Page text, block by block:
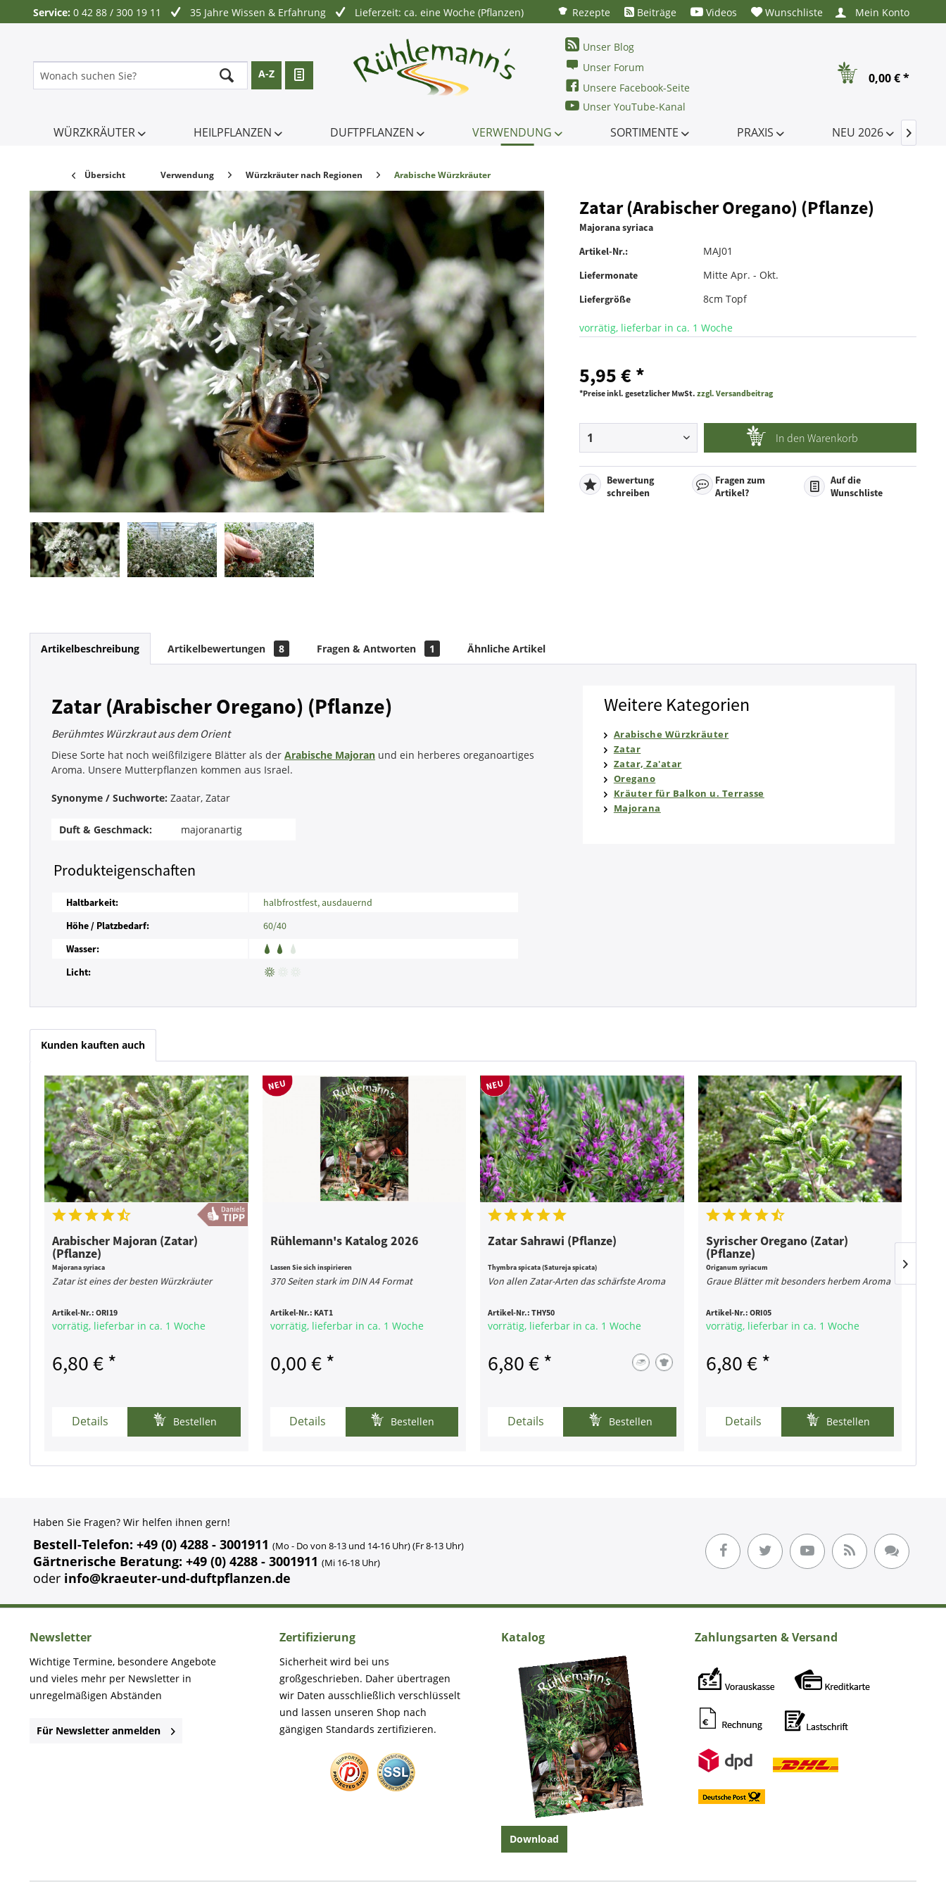
Service: 0 42 88 / 300 19 11 35 Jahre Wissen & Erfahrung Lieferzeit: ca. eine Woche (Pflanzen) Rezepte Beiträge Videos Wunschliste Mein Konto
A-Z
Unser Blog
Unser Forum
Unsere Facebook-Seite
Unser YouTube-Kanal
0,00 € *
WÜRZKRÄUTER HEILPFLANZEN DUFTPFLANZEN VERWENDUNG SORTIMENTE PRAXIS NEU 2026 
Übersicht Verwendung Würzkräuter nach Regionen Arabische Würzkräuter
Zatar (Arabischer Oregano) (Pflanze)
Majorana syriaca
Artikel-Nr.:
MAJ01
Liefermonate Mitte Apr. - Okt.
Liefergröße 8cm Topf
vorrätig, lieferbar in ca. 1 Woche
5,95 € *
*Preise inkl. gesetzlicher MwSt.zzgl. Versandbeitrag
In den Warenkorb
Bewertung
schreiben
Fragen zum
Artikel?
Auf die
Wunschliste
Artikelbeschreibung Artikelbewertungen 8 Fragen & Antworten 1 Ähnliche Artikel
Zatar (Arabischer Oregano) (Pflanze)
Berühmtes Würzkraut aus dem Orient
Diese Sorte hat noch weißfilzigere Blätter als der Arabische Majoran und ein herberes oreganoartiges
Aroma. Unsere Mutterpflanzen kommen aus Israel.
Synonyme / Suchworte: Zaatar, Zatar
Duft & Geschmack: majoranartig
Produkteigenschaften
Haltbarkeit:
halbfrostfest, ausdauernd
Höhe / Platzbedarf:
60/40
Wasser:
Licht:
Weitere Kategorien
Arabische Würzkräuter
Zatar
Zatar, Za'atar
Oregano
Kräuter für Balkon u. Terrasse
Majorana
Kunden kauften auch
Arabischer Majoran (Zatar)
(Pflanze)
Majorana syriaca
Zatar ist eines der besten Würzkräuter
Artikel-Nr.: ORI19
vorrätig, lieferbar in ca. 1 Woche
6,80 € *
Details Bestellen
Rühlemann's Katalog 2026
Lassen Sie sich inspirieren
370 Seiten stark im DIN A4 Format
Artikel-Nr.: KAT1
vorrätig, lieferbar in ca. 1 Woche
0,00 € *
Details Bestellen
Zatar Sahrawi (Pflanze)
Thymbra spicata (Satureja spicata)
Von allen Zatar-Arten das schärfste Aroma
Artikel-Nr.: THY50
vorrätig, lieferbar in ca. 1 Woche
6,80 € *
Details Bestellen
Syrischer Oregano (Zatar)
(Pflanze)
Origanum syriacum
Graue Blätter mit besonders herbem Aroma
Artikel-Nr.: ORI05
vorrätig, lieferbar in ca. 1 Woche
6,80 € *
Details Bestellen
Haben Sie Fragen? Wir helfen ihnen gern!
Bestell-Telefon: +49 (0) 4288 - 3001911 (Mo - Do von 8-13 und 14-16 Uhr) (Fr 8-13 Uhr)
Gärtnerische Beratung: +49 (0) 4288 - 3001911 (Mi 16-18 Uhr)
oder info@kraeuter-und-duftpflanzen.de
Newsletter
Wichtige Termine, besondere Angebote
und vieles mehr per Newsletter in
unregelmäßigen Abständen
Für Newsletter anmelden
Zertifizierung
Sicherheit wird bei uns
großgeschrieben. Daher übertragen
wir Daten ausschließlich verschlüsselt
und lassen unseren Shop nach
gängigen Standards zertifizieren.
Katalog
Download
Zahlungsarten & Versand